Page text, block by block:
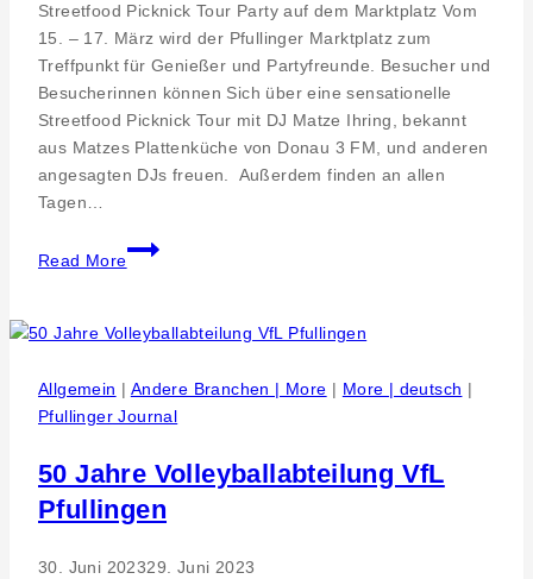
Streetfood Picknick Tour Party auf dem Marktplatz Vom
15. – 17. März wird der Pfullinger Marktplatz zum
Treffpunkt für Genießer und Partyfreunde. Besucher und
Besucherinnen können Sich über eine sensationelle
Streetfood Picknick Tour mit DJ Matze Ihring, bekannt
aus Matzes Plattenküche von Donau 3 FM, und anderen
angesagten DJs freuen. Außerdem finden an allen
Tagen…
Read More
Der
Frühling
in
–
Stadtfest
verkaufsoffenem
Sonntag
Allgemein | Andere Branchen | More | More | deutsch |
Pfullinger Journal
50 Jahre Volleyballabteilung VfL
Pfullingen
30. Juni 202329. Juni 2023